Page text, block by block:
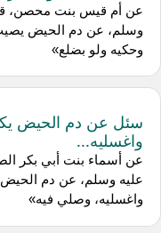
عن أم قيس بنت محصن،
وسلم، عن دم الحيض يصيب
وحكيه ولو بضلع»
سئل عن دم الحيض
واغسليه...
عن أسماء بنت أبي بكر
عليه وسلم، عن دم
واغسليه، وصلي فيه»